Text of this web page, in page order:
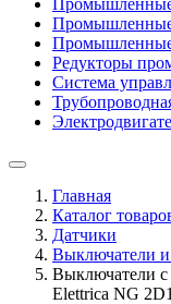
Редукторы
Система
Главная
Каталог
Датчики
Выключатели и
Выключатели с
Elettrica NG